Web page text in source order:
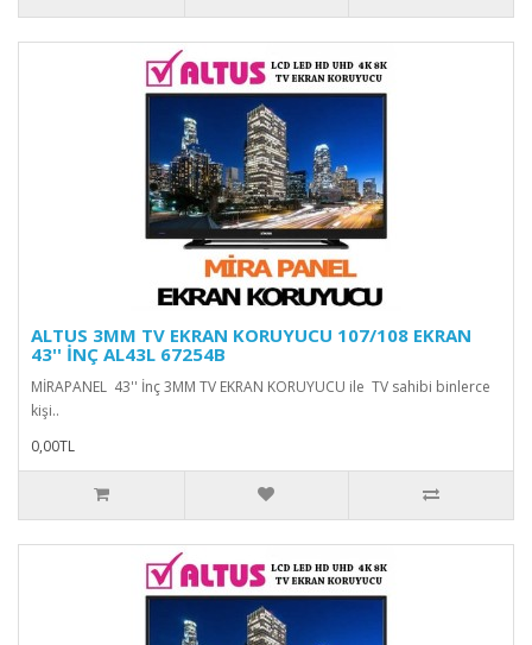
ALTUS 3MM TV EKRAN KORUYUCU 107/108 EKRAN
43'' İNÇ AL43L 67254B
MİRAPANEL 43'' İnç 3MM TV EKRAN KORUYUCU ile TV sahibi binlerce
kişi..
0,00TL